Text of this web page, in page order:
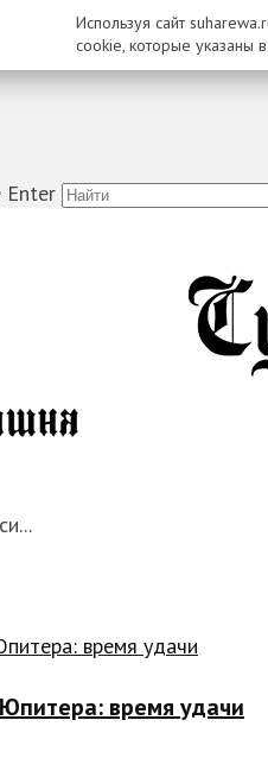
Enter
время удачи
Используя сайт
cookie, которые указаны в